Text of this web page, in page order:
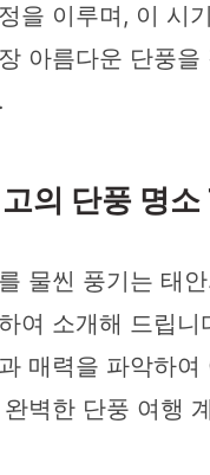
을 이루며, 이 시
아름다운 단풍을
의 단풍 명
물씬 풍기는 태
여 소개해 드립니
매력을 파악하여
벽한 단풍 여행